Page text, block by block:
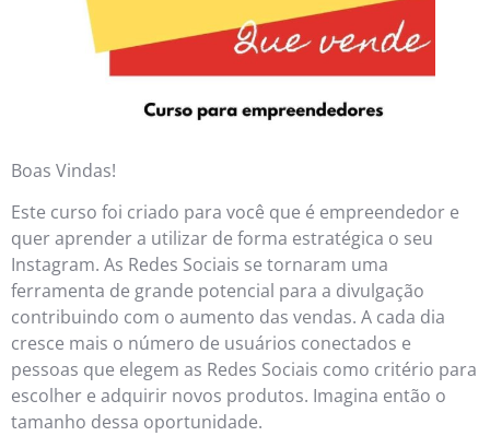
Boas Vindas!
Este curso foi criado para você que é empreendedor e
quer aprender a utilizar de forma estratégica o seu
Instagram. As Redes Sociais se tornaram uma
ferramenta de grande potencial para a divulgação
contribuindo com o aumento das vendas. A cada dia
cresce mais o número de usuários conectados e
pessoas que elegem as Redes Sociais como critério para
escolher e adquirir novos produtos. Imagina então o
tamanho dessa oportunidade.